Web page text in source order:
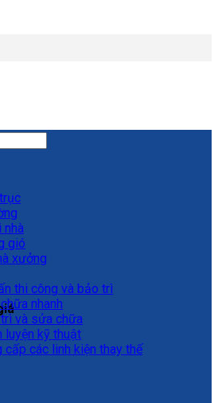
nhà
gió
xưởng
thi công và bảo trì
nhanh
và sửa chữa
luyện kỹ thuật
cấp các linh kiện thay thế